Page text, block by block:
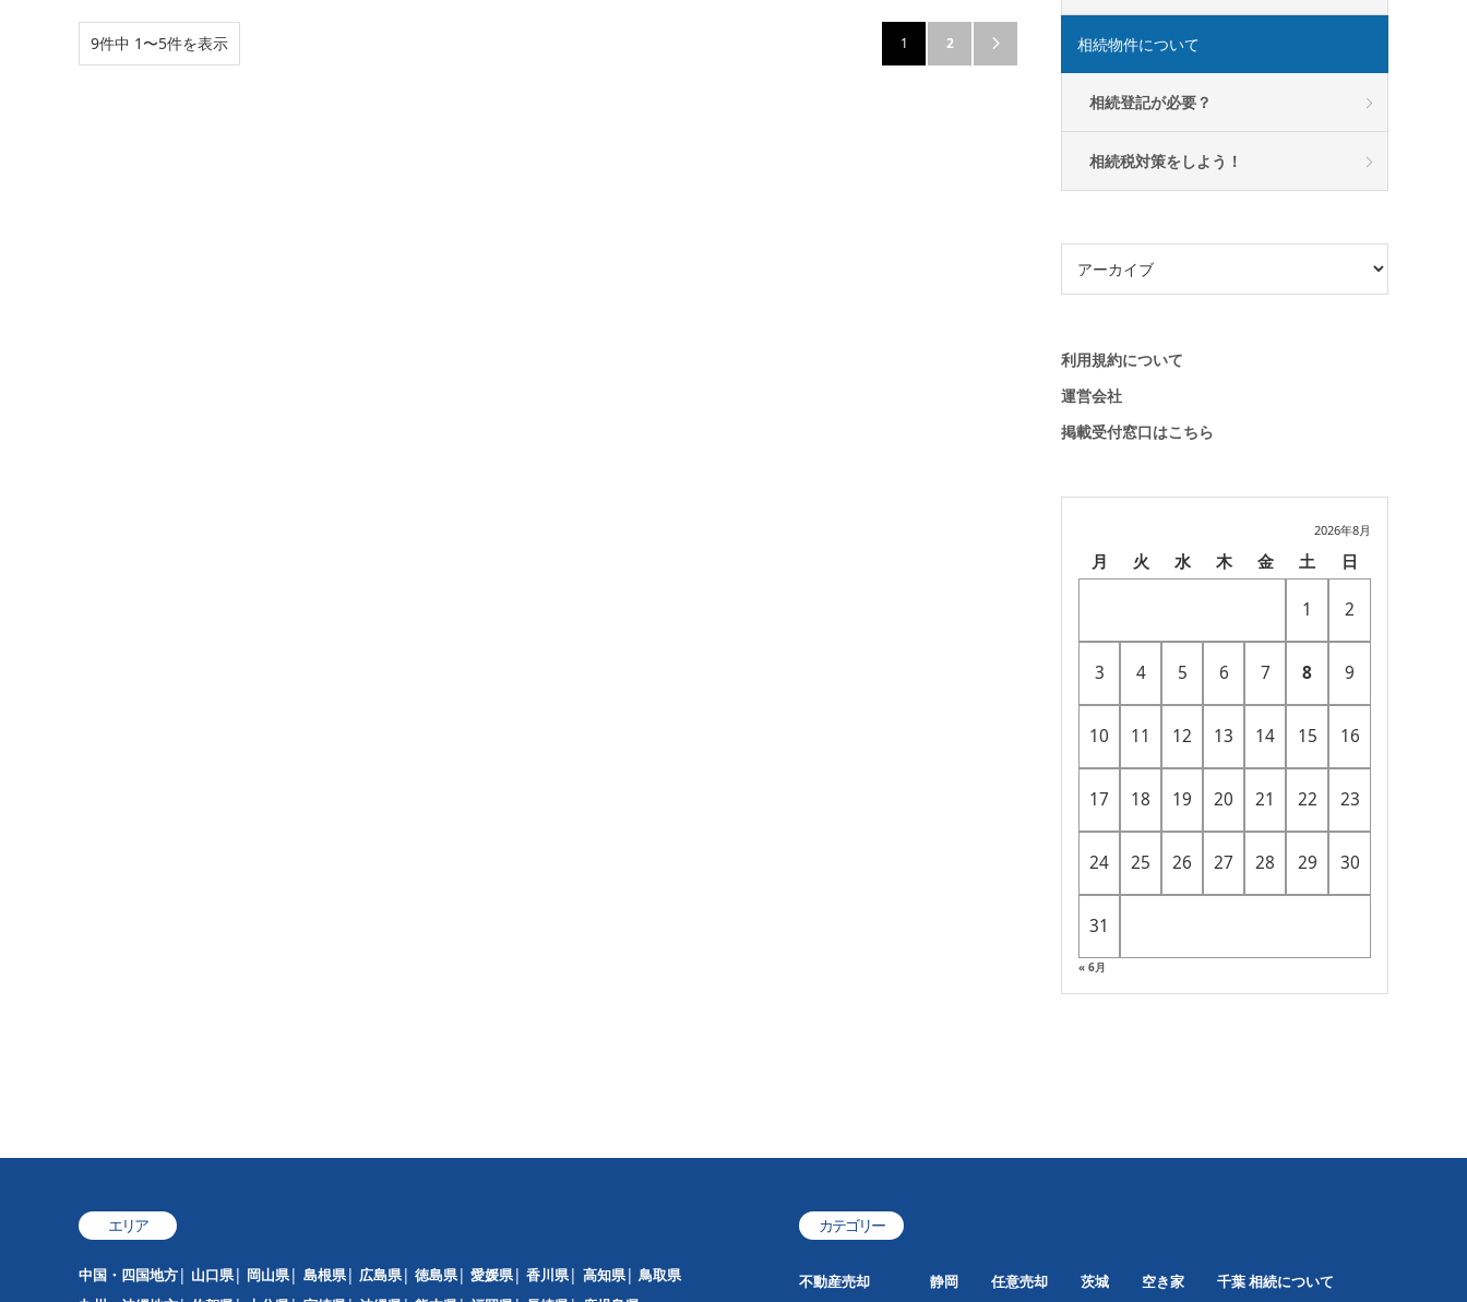
9件中 1〜5件を表示 1 2  相続物件について
相続登記が必要？
相続税対策をしよう！
利用規約について
運営会社
掲載受付窓口はこちら
2026年8月
月 火 水 木 金 土 日
1 2
3 4 5 6 7 8 9
10 11 12 13 14 15 16
17 18 19 20 21 22 23
24 25 26 27 28 29 30
31
« 6月
エリア
中国・四国地方 山口県 岡山県 島根県 広島県 徳島県 愛媛県 香川県 高知県
鳥取県
カテゴリー
不動産売却 静岡 任意売却 茨城 空き家 千葉相続について